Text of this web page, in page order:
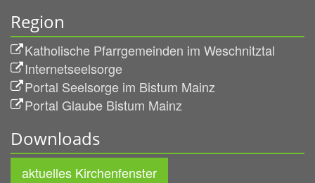
Region
Katholische Pfarrgemeinden im Weschnitztal
Internetseelsorge
Portal Seelsorge im Bistum Mainz
Portal Glaube Bistum Mainz
Downloads
aktuelles Kirchenfenster